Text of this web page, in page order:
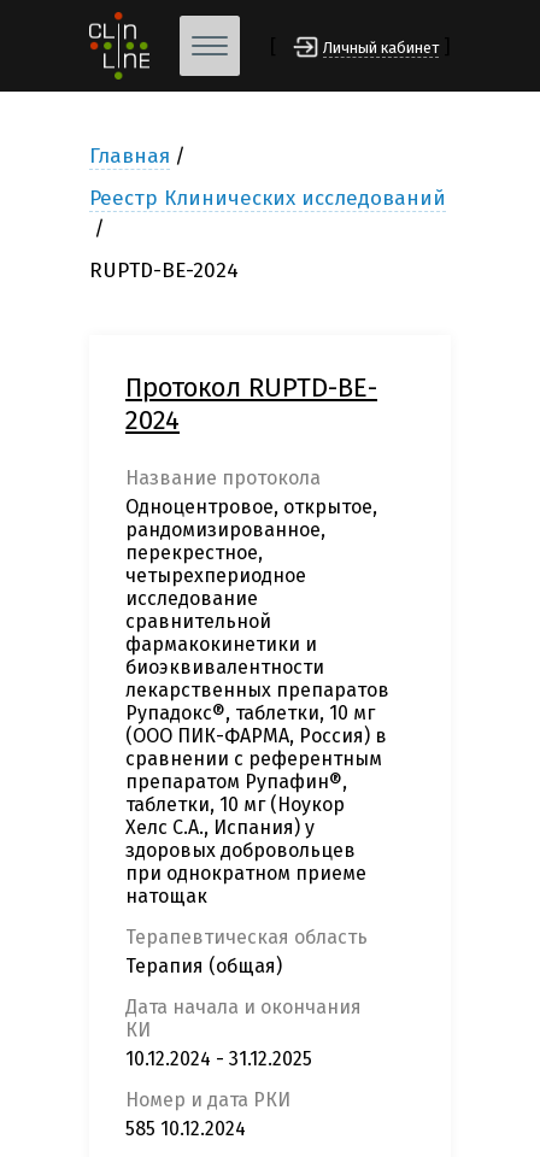
Личный кабинет
Главная
Реестр Клинических исследований
RUPTD-BE-2024
Протокол RUPTD-BE-
2024
Название протокола
Одноцентровое, открытое,
рандомизированное,
перекрестное,
четырехпериодное
исследование
сравнительной
фармакокинетики и
биоэквивалентности
лекарственных препаратов
Рупадокс®, таблетки, 10 мг
(ООО ПИК-ФАРМА, Россия) в
сравнении с референтным
препаратом Рупафин®,
таблетки, 10 мг (Ноукор
Хелс С.А., Испания) у
здоровых добровольцев
при однократном приеме
натощак
Терапевтическая область
Терапия (общая)
Дата начала и окончания
КИ
10.12.2024 - 31.12.2025
Номер и дата РКИ
585 10.12.2024